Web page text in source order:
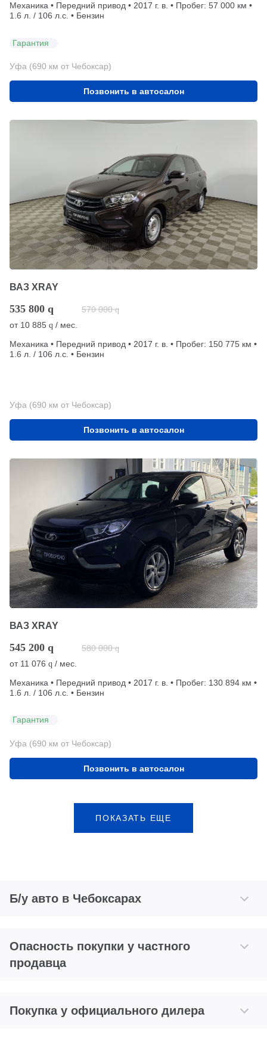
Механика • Передний привод • 2017 г. в. • Пробег: 57 000 км •
1.6 л. / 106 л.с. • Бензин
Гарантия
Уфа (690 км от Чебоксар)
Позвонить в автосалон
ВАЗ XRAY
535 800 q 570 000 q
от 10 885 q / мес.
Механика • Передний привод • 2017 г. в. • Пробег: 150 775 км •
1.6 л. / 106 л.с. • Бензин
Уфа (690 км от Чебоксар)
Позвонить в автосалон
ВАЗ XRAY
545 200 q 580 000 q
от 11 076 q / мес.
Механика • Передний привод • 2017 г. в. • Пробег: 130 894 км •
1.6 л. / 106 л.с. • Бензин
Гарантия
Уфа (690 км от Чебоксар)
Позвонить в автосалон
ПОКАЗАТЬ ЕЩЕ
Б/у авто в Чебоксарах
Опасность покупки у частного
продавца
Покупка у официального дилера